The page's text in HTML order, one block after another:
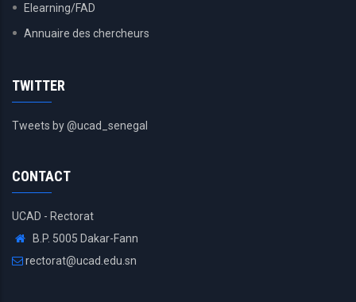
Elearning/FAD
Annuaire des chercheurs
TWITTER
Tweets by @ucad_senegal
CONTACT
UCAD - Rectorat
B.P. 5005 Dakar-Fann
rectorat@ucad.edu.sn